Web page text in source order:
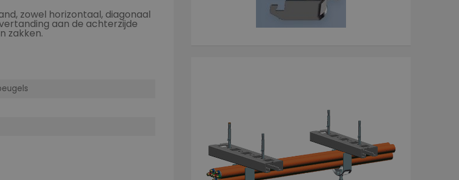
zowel horizontaal, diagonaal
aan de achterzijde
zakken.